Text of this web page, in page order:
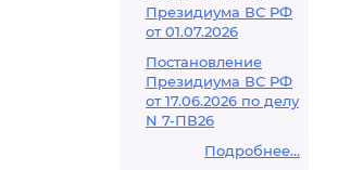
Президиума ВС РФ
от 01.07.2026
Постановление
Президиума ВС РФ
от 17.06.2026 по делу
N 7-ПВ26
Подробнее...